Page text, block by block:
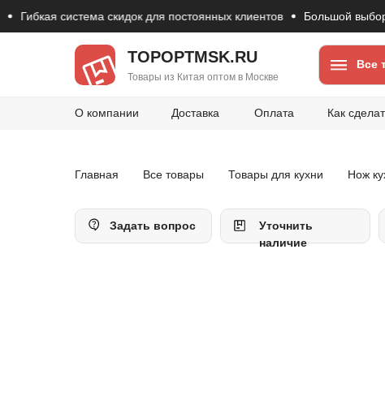
система скидок для постоянных клиентов Большой выбор
TOPOPTMSK.RU
Товары из Китая оптом в Москве
Все
О компании Доставка Оплата Как
Главная Все товары Товары для кухни Нож
Уточнить
наличие
Задать вопрос